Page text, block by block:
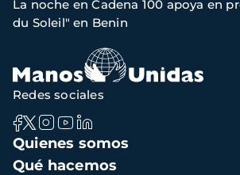
de
navegación
La noche en Cadena 100 apoya en
du Soleil" en Benin
Navegación
principal
Quienes somos
Qué hacemos
Redes sociales